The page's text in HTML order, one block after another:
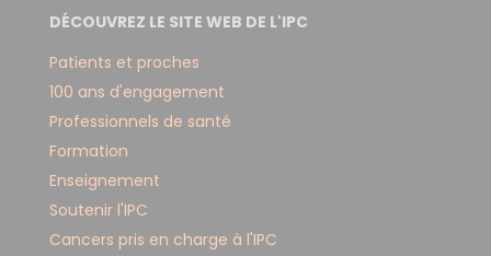
DÉCOUVREZ LE SITE WEB DE L'IPC
Patients et proches
100 ans d'engagement
Professionnels de santé
Formation
Enseignement
Soutenir l'IPC
Cancers pris en charge à l'IPC